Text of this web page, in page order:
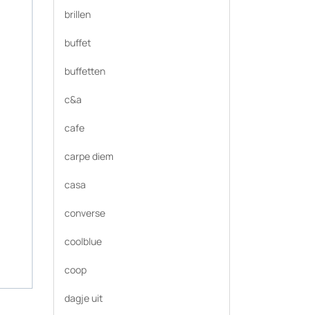
brillen
buffet
buffetten
c&a
cafe
carpe diem
casa
converse
coolblue
coop
dagje uit